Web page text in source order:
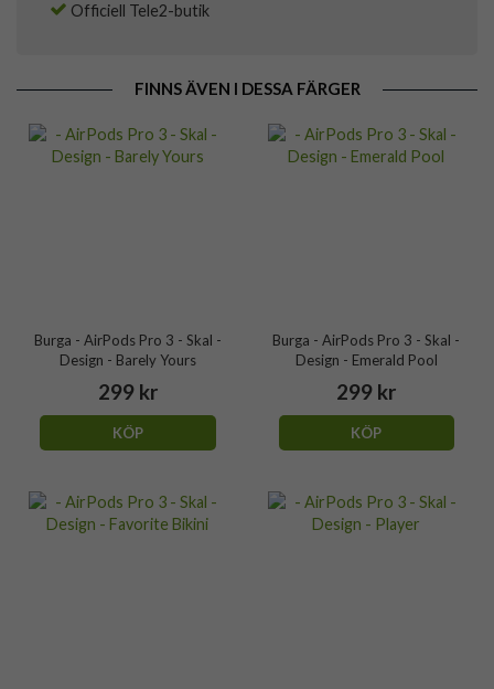
Officiell Tele2-butik
FINNS ÄVEN I DESSA FÄRGER
Burga - AirPods Pro 3 - Skal -
Design - Barely Yours
299 kr
KÖP
Burga - AirPods Pro 3 - Skal -
Design - Emerald Pool
299 kr
KÖP